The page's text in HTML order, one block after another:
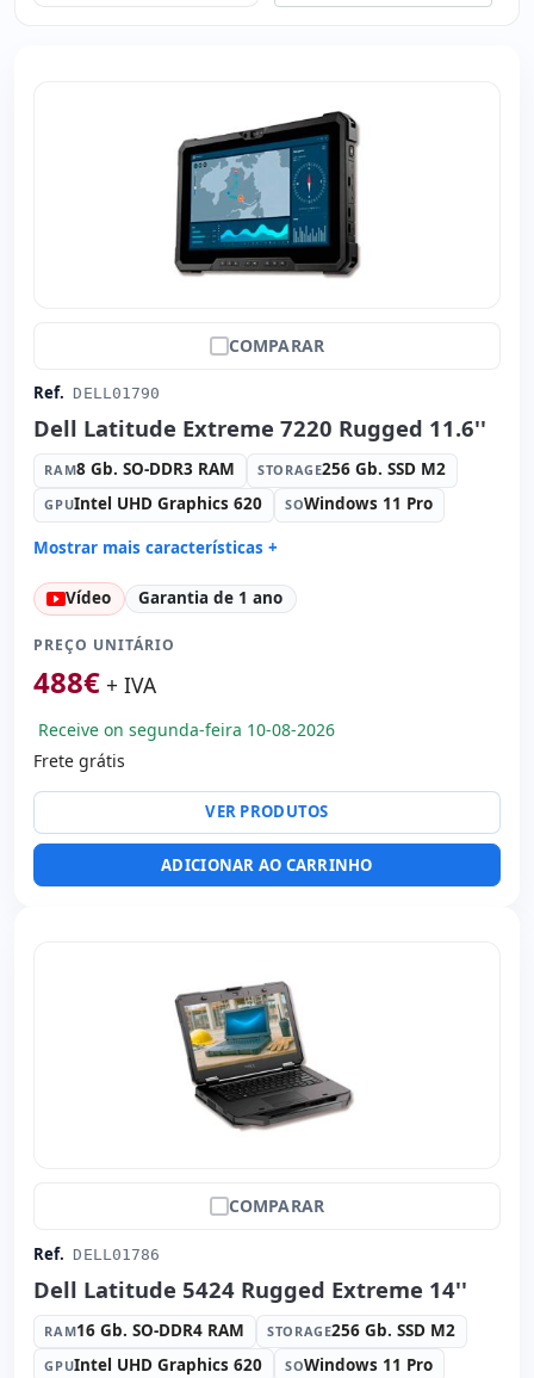
COMPARAR
Ref. DELL01790
Dell Latitude Extreme 7220 Rugged 11.6''
RAM8 Gb. SO-DDR3 RAM STORAGE256 Gb. SSD M2
GPUIntel UHD Graphics 620 SOWindows 11 Pro
Mostrar mais características +
Connectivity: WIFI · Bluetooth
Processador: Intel Core i5 8365U 1.6 GHz.
Fator de forma:
Som: Realtek Audio
Portos: USB-C · USB 3.1
Tátil 11.6 '' FullHD 16:
Portas de vídeo: Mini HDMI
Leitor impressões digitais · Câmera traseira
· Câmera frontal
hR embalagens
Vídeo Garantia de 1 ano
PREÇO UNITÁRIO
488€ + IVA
Receive on segunda-feira 10-08-2026
Frete grátis
VER PRODUTOS
ADICIONAR AO CARRINHO
COMPARAR
Ref. DELL01786
Dell Latitude 5424 Rugged Extreme 14''
RAM16 Gb. SO-DDR4 RAM STORAGE256 Gb. SSD M2
GPUIntel UHD Graphics 620 SOWindows 11 Pro